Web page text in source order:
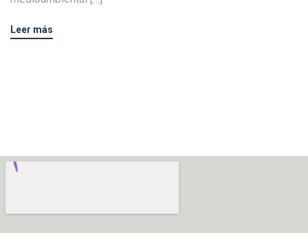
Leer más